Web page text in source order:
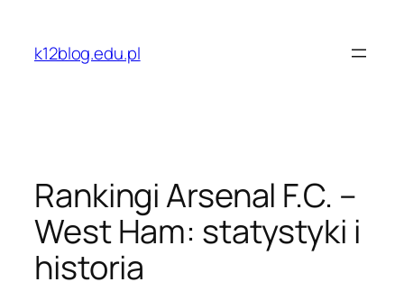
treścik12blog.edu.pl
Rankingi Arsenal F.C. –
West Ham: statystyki i
historia